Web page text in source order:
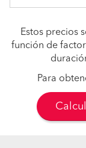
Estos precios
función de
Para